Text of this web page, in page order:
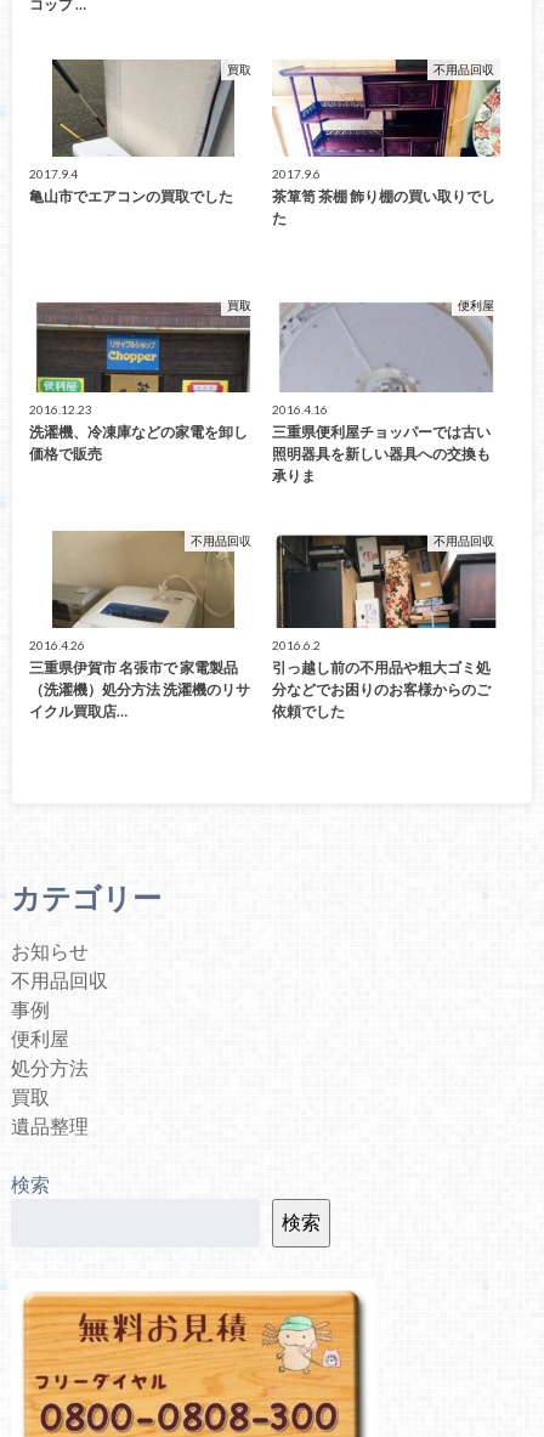
コップ …
買取
2017.9.4
亀山市でエアコンの買取でした
不用品回収
2017.9.6
茶箪笥 茶棚 飾り棚の買い取りでし
た
買取
2016.12.23
洗濯機、冷凍庫などの家電を卸し
価格で販売
便利屋
2016.4.16
三重県便利屋チョッパーでは古い
照明器具を新しい器具への交換も
承りま
不用品回収
2016.4.26
三重県伊賀市 名張市で 家電製品
（洗濯機）処分方法 洗濯機のリサ
イクル買取店…
不用品回収
2016.6.2
引っ越し前の不用品や粗大ゴミ処
分などでお困りのお客様からのご
依頼でした
カテゴリー
お知らせ
不用品回収
事例
便利屋
処分方法
買取
遺品整理
検索
検索